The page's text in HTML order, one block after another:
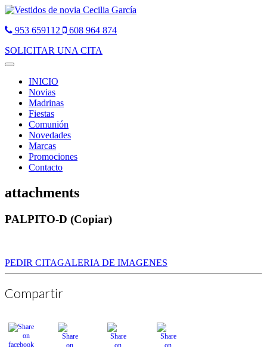
953 659112
608 964 874
SOLICITAR UNA CITA
Toggle
navigationINICIO
Novias
Madrinas
Fiestas
Comunión
Novedades
Marcas
Promociones
Contacto
attachments
PALPITO-D (Copiar)
PEDIR CITAGALERIA DE IMAGENES
Compartir